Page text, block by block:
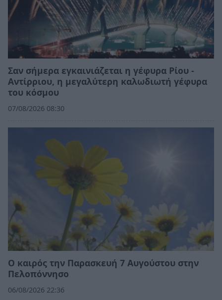
Σαν σήμερα εγκαινιάζεται η γέφυρα Ρίου -
Αντίρριου, η μεγαλύτερη καλωδιωτή γέφυρα
του κόσμου
07/08/2026 08:30
Ο καιρός την Παρασκευή 7 Αυγούστου στην
Πελοπόννησο
06/08/2026 22:36